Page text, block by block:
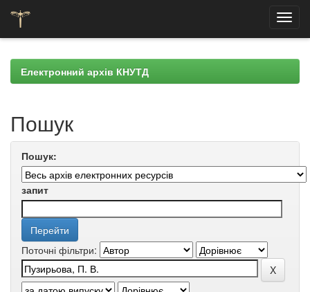
navigationЕлектронний архів КНУТД
Пошук
Пошук:
запит
Поточні фільтри: